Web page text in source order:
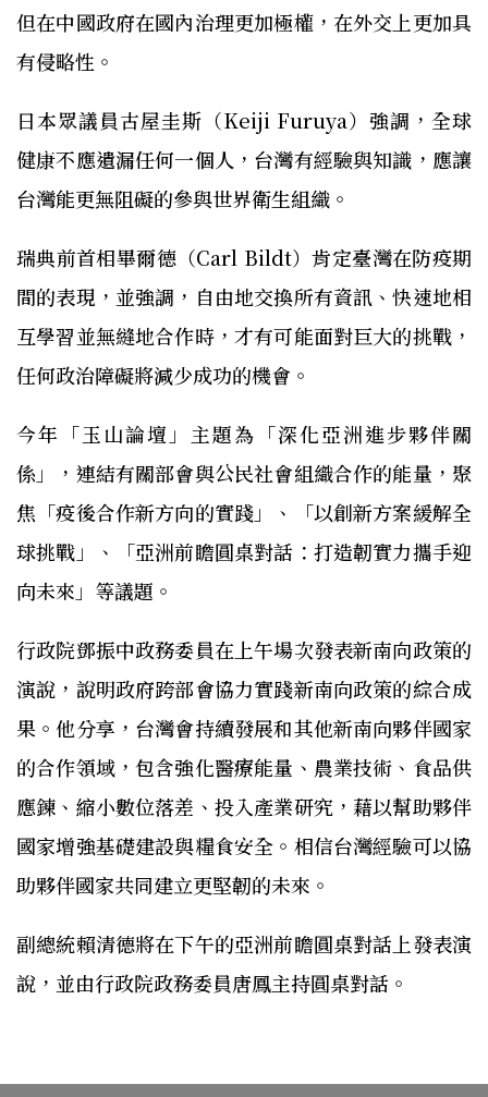
但在中國政府在國內治理更加極權，在外交上更加具
有侵略性。
日本眾議員古屋圭斯（Keiji Furuya）強調，全球
健康不應遺漏任何一個人，台灣有經驗與知識，應讓
台灣能更無阻礙的參與世界衛生組織。
瑞典前首相畢爾德（Carl Bildt）肯定臺灣在防疫期
間的表現，並強調，自由地交換所有資訊、快速地相
互學習並無縫地合作時，才有可能面對巨大的挑戰，
任何政治障礙將減少成功的機會。
今年「玉山論壇」主題為「深化亞洲進步夥伴關
係」，連結有關部會與公民社會組織合作的能量，聚
焦「疫後合作新方向的實踐」、「以創新方案緩解全
球挑戰」、「亞洲前瞻圓桌對話：打造韌實力攜手迎
向未來」等議題。
行政院鄧振中政務委員在上午場次發表新南向政策的
演說，說明政府跨部會協力實踐新南向政策的綜合成
果。他分享，台灣會持續發展和其他新南向夥伴國家
的合作領域，包含強化醫療能量、農業技術、食品供
應鍊、縮小數位落差、投入產業研究，藉以幫助夥伴
國家增強基礎建設與糧食安全。相信台灣經驗可以協
助夥伴國家共同建立更堅韌的未來。
副總統賴清德將在下午的亞洲前瞻圓桌對話上發表演
說，並由行政院政務委員唐鳳主持圓桌對話。